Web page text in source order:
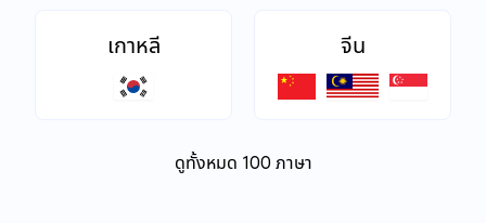
เกาหลี จีน
ดูทั้งหมด 100 ภาษา